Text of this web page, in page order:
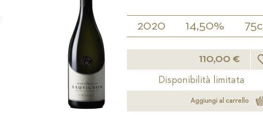
2020 14,50% 75cl
110,00 €
Disponibilità limitata
Aggiungi al carrello